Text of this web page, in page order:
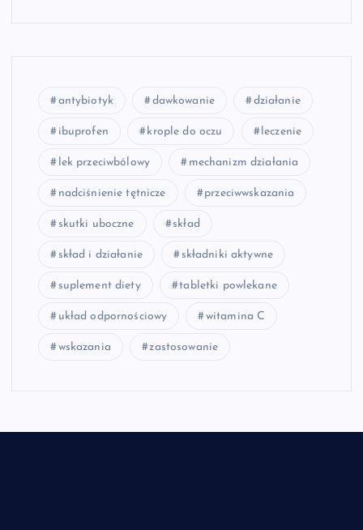
antybiotyk dawkowanie działanie
ibuprofen krople do oczu leczenie
lek przeciwbólowy mechanizm działania
nadciśnienie tętnicze przeciwwskazania
skutki uboczne skład
skład i działanie składniki aktywne
suplement diety tabletki powlekane
układ odpornościowy witamina C
wskazania zastosowanie